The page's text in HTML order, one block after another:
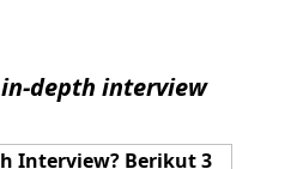
in-depth interview